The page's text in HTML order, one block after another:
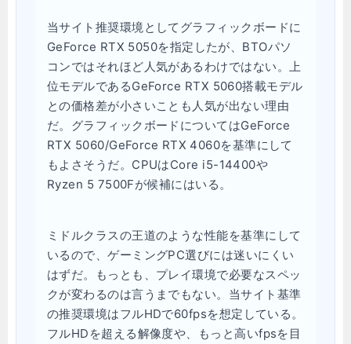
当サイト推奨環境としてグラフィックボードに
GeForce RTX 5050を指定したが、BTOパソ
コンではそれほど人気があるわけではない。上
位モデルであるGeForce RTX 5060搭載モデル
との価格差が小さいことも人気が出ない理由
だ。グラフィックボードについてはGeForce
RTX 5060/GeForce RTX 4060を基準にして
もよさそうだ。CPUはCore i5-14400や
Ryzen 5 7500Fが候補にはいる。
ミドルクラスの王道のような性能を基準にして
いるので、ゲーミングPC選びには迷いにくい
はずだ。もっとも、プレイ環境で必要なスペッ
クが変わるのは言うまでもない。当サイト基準
の推奨環境はフルHDで60fpsを想定している。
フルHDを超える解像度や、もっと高いfpsを目